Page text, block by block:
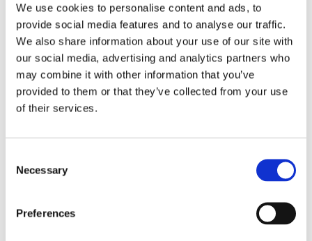
We use cookies to personalise content and ads, to
provide social media features and to analyse our traffic.
We also share information about your use of our site with
our social media, advertising and analytics partners who
may combine it with other information that you’ve
provided to them or that they’ve collected from your use
of their services.
Selection
Necessary
Preferences